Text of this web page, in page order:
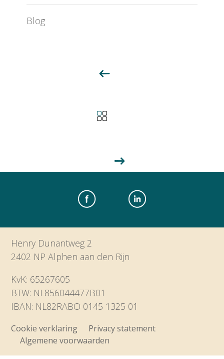
Blog
Henry Dunantweg 2
2402 NP Alphen aan den Rijn
KvK: 65267605
BTW: NL856044477B01
IBAN: NL82RABO 0145 1325 01
Cookie verklaring
Privacy statement
Algemene voorwaarden